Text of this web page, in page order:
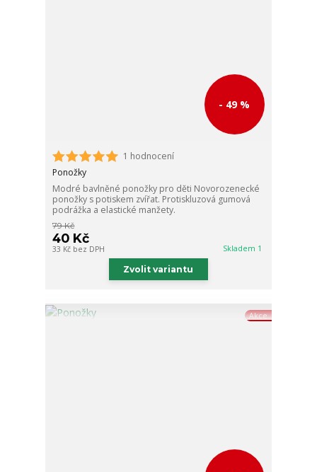
- 49 %
1 hodnocení
Ponožky
Modré bavlněné ponožky pro děti Novorozenecké
ponožky s potiskem zvířat. Protiskluzová gumová
podrážka a elastické manžety.
79 Kč
40 Kč
33 Kč bez DPH Skladem 1
Zvolit variantu
Akce